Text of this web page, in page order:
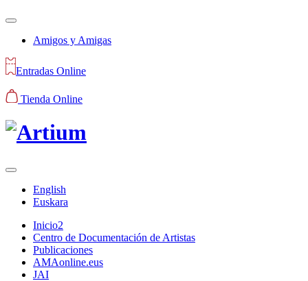
Amigos y Amigas
Entradas Online
Tienda Online
English
Euskara
Inicio2
Centro de Documentación de Artistas
Publicaciones
AMAonline.eus
JAI